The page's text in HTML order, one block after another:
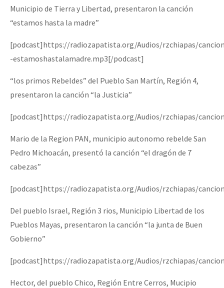
Municipio de Tierra y Libertad, presentaron la canción
“estamos hasta la madre”
[podcast]https://radiozapatista.org/Audios/rzchiapas/
-estamoshastalamadre.mp3[/podcast]
“los primos Rebeldes” del Pueblo San Martín, Región 4,
presentaron la canción “la Justicia”
[podcast]https://radiozapatista.org/Audios/rzchiapas/
Mario de la Region PAN, municipio autonomo rebelde San
Pedro Michoacán, presentó la canción “el dragón de 7
cabezas”
[podcast]https://radiozapatista.org/Audios/rzchiapas/
Del pueblo Israel, Región 3 rios, Municipio Libertad de los
Pueblos Mayas, presentaron la canción “la junta de Buen
Gobierno”
[podcast]https://radiozapatista.org/Audios/rzchiapas/
Hector, del pueblo Chico, Región Entre Cerros, Mucipio